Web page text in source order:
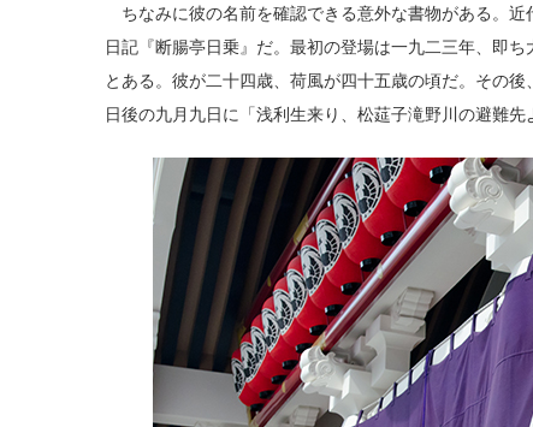
ちなみに彼の名前を確認できる意外な書物がある。
日記『断腸亭日乗』だ。最初の登場は一九二三年、即
とある。彼が二十四歳、荷風が四十五歳の頃だ。その
日後の九月九日に「浅利生来り、松莚子滝野川の避難